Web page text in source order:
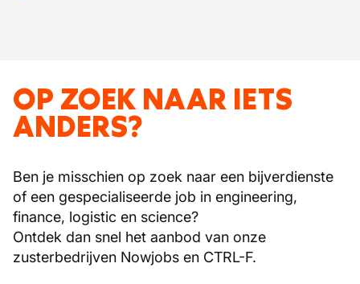
OP ZOEK NAAR IETS
ANDERS?
Ben je misschien op zoek naar een bijverdienste
of een gespecialiseerde job in engineering,
finance, logistic en science?
Ontdek dan snel het aanbod van onze
zusterbedrijven Nowjobs en CTRL-F.